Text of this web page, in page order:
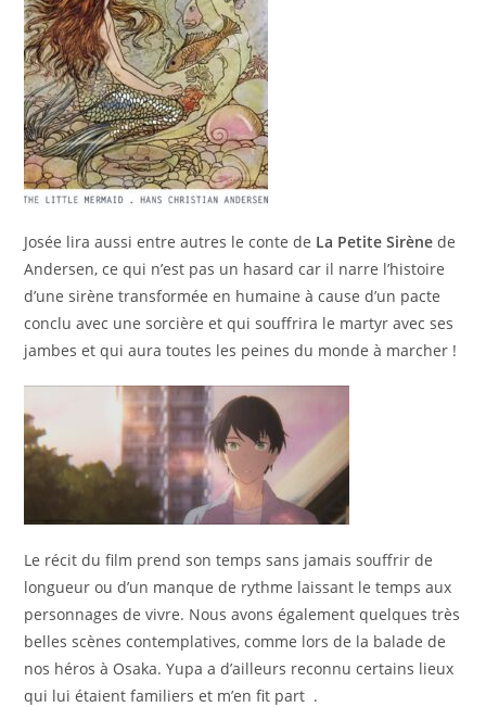
Josée lira aussi entre autres le conte de La Petite Sirène de
Andersen, ce qui n’est pas un hasard car il narre l’histoire
d’une sirène transformée en humaine à cause d’un pacte
conclu avec une sorcière et qui souffrira le martyr avec ses
jambes et qui aura toutes les peines du monde à marcher !
Le récit du film prend son temps sans jamais souffrir de
longueur ou d’un manque de rythme laissant le temps aux
personnages de vivre. Nous avons également quelques très
belles scènes contemplatives, comme lors de la balade de
nos héros à Osaka. Yupa a d’ailleurs reconnu certains lieux
qui lui étaient familiers et m’en fit part .